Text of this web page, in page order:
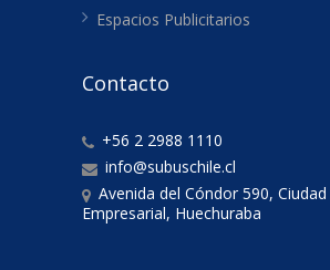
Espacios Publicitarios
Contacto
+56 2 2988 1110
info@subuschile.cl
Avenida del Cóndor 590, Ciudad
Empresarial, Huechuraba